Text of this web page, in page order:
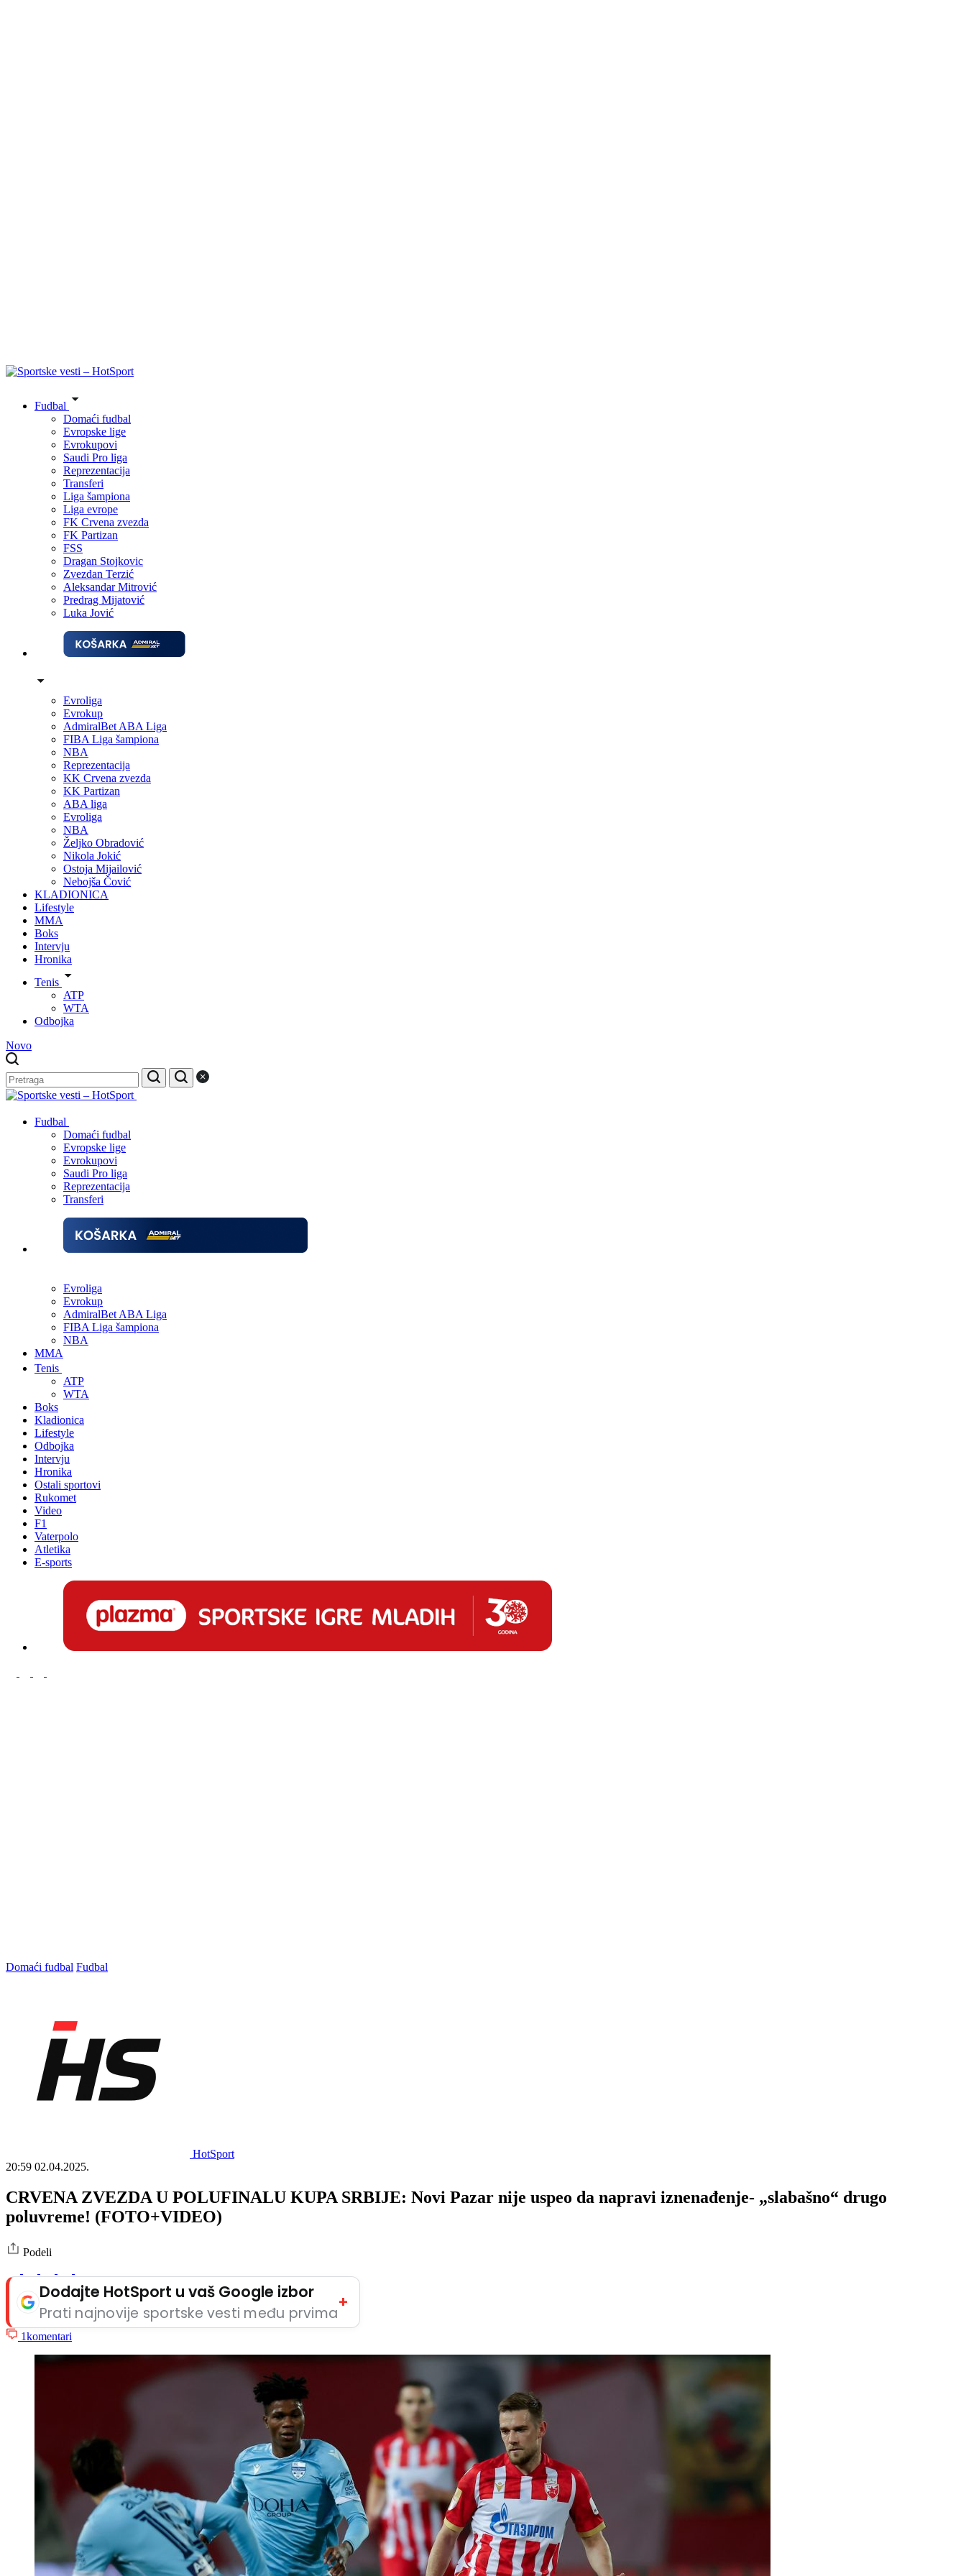
Fudbal
Domaći fudbal
Evropske lige
Evrokupovi
Saudi Pro liga
Reprezentacija
Transferi
Liga šampiona
Liga evrope
FK Crvena zvezda
FK Partizan
FSS
Dragan Stojkovic
Zvezdan Terzić
Aleksandar Mitrović
Predrag Mijatović
Luka Jović
Evroliga
Evrokup
AdmiralBet ABA Liga
FIBA Liga šampiona
NBA
Reprezentacija
KK Crvena zvezda
KK Partizan
ABA liga
Evroliga
NBA
Željko Obradović
Nikola Jokić
Ostoja Mijailović
Nebojša Čović
KLADIONICA
Lifestyle
MMA
Boks
Intervju
Hronika
Tenis
ATP
WTA
Odbojka
Novo
Fudbal
Domaći fudbal
Evropske lige
Evrokupovi
Saudi Pro liga
Reprezentacija
Transferi
Evroliga
Evrokup
AdmiralBet ABA Liga
FIBA Liga šampiona
NBA
MMA
Tenis
ATP
WTA
Boks
Kladionica
Lifestyle
Odbojka
Intervju
Hronika
Ostali sportovi
Rukomet
Video
F1
Vaterpolo
Atletika
E-sports
Domaći fudbal Fudbal
HotSport
20:59 02.04.2025.
CRVENA ZVEZDA U POLUFINALU KUPA SRBIJE: Novi Pazar nije uspeo da napravi iznenađenje- „slabašno“ drugo
poluvreme! (FOTO+VIDEO)
Podeli
Dodajte HotSport u vaš Google izbor
Prati najnovije sportske vesti među prvima
+
1komentari